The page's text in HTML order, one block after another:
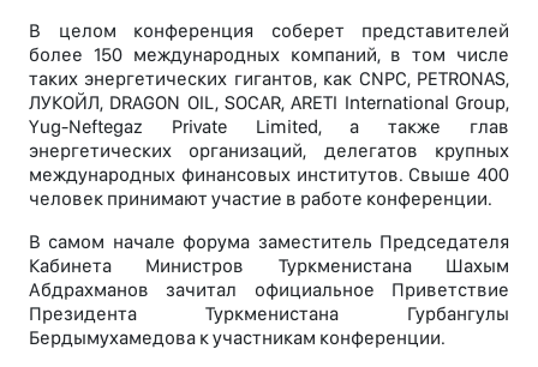
В целом конференция соберет представителей
более 150 международных компаний, в том числе
таких энергетических гигантов, как CNPC, PETRONAS,
ЛУКОЙЛ, DRAGON OIL, SOCAR, ARETI International Group,
Yug-Neftegaz Private Limited, а также глав
энергетических организаций, делегатов крупных
международных финансовых институтов. Свыше 400
человек принимают участие в работе конференции.
В самом начале форума заместитель Председателя
Кабинета Министров Туркменистана Шахым
Абдрахманов зачитал официальное Приветствие
Президента Туркменистана Гурбангулы
Бердымухамедова к участникам конференции.